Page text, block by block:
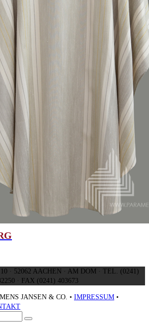
· 52062 AACHEN · AM DOM · TEL. (0241)
· FAX (0241) 403673
JANSEN & CO. • IMPRESSUM •
Senden